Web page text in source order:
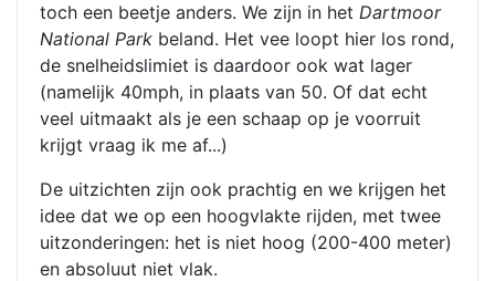
toch een beetje anders. We zijn in het Dartmoor
National Park beland. Het vee loopt hier los rond,
de snelheidslimiet is daardoor ook wat lager
(namelijk 40mph, in plaats van 50. Of dat echt
veel uitmaakt als je een schaap op je voorruit
krijgt vraag ik me af...)
De uitzichten zijn ook prachtig en we krijgen het
idee dat we op een hoogvlakte rijden, met twee
uitzonderingen: het is niet hoog (200-400 meter)
en absoluut niet vlak.